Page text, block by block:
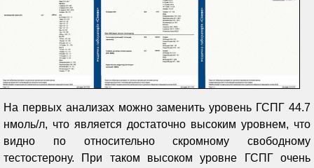
На первых анализах можно заменить уровень ГСПГ 44.7
нмоль/л, что является достаточно высоким уровнем, что
видно по относительно скромному свободному
тестостерону. При таком высоком уровне ГСПГ очень